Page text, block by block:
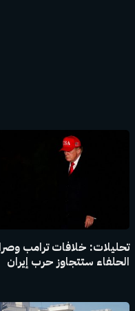
تحليلات: خلافات ترامب
الحلفاء ستتجاوز حرب إيران